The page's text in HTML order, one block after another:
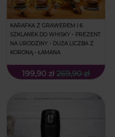
KARAFKA Z GRAWEREM I 6
SZKLANEK DO WHISKY - PREZENT
NA URODZINY - DUŻA LICZBA Z
KORONĄ - ŁAMANA
199,90 zł 269,90 zł